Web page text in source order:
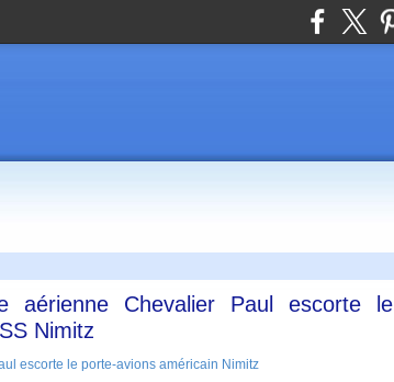
aérienne Chevalier Paul escorte le
Nimitz